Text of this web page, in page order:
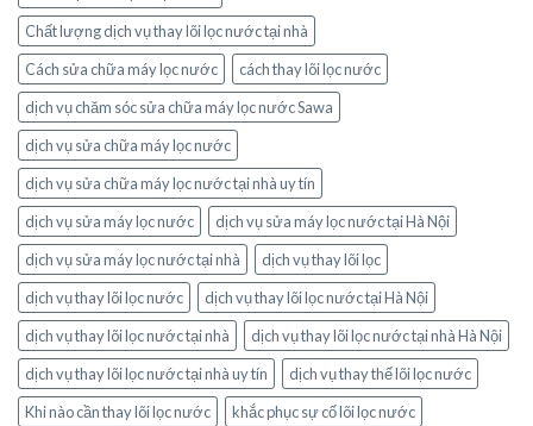
Chất lượng dịch vụ thay lõi lọc nước tại nhà
Cách sửa chữa máy lọc nước
cách thay lõi lọc nước
dịch vụ chăm sóc sửa chữa máy lọc nước Sawa
dịch vụ sửa chữa máy lọc nước
dịch vụ sửa chữa máy lọc nước tại nhà uy tín
dịch vụ sửa máy lọc nước
dịch vụ sửa máy lọc nước tại Hà Nội
dịch vụ sửa máy lọc nước tại nhà
dịch vụ thay lõi lọc
dịch vụ thay lõi lọc nước
dịch vụ thay lõi lọc nước tại Hà Nội
dịch vụ thay lõi lọc nước tại nhà
dịch vụ thay lõi lọc nước tại nhà Hà Nội
dịch vụ thay lõi lọc nước tại nhà uy tín
dịch vụ thay thế lõi lọc nước
Khi nào cần thay lõi lọc nước
khắc phục sự cố lõi lọc nước